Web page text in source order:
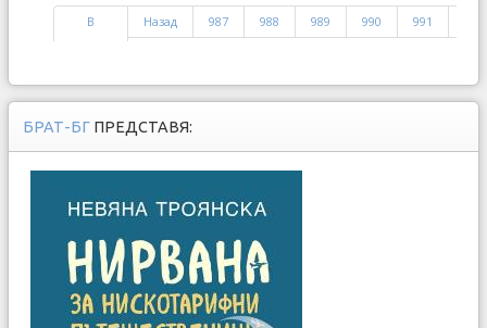
В
Назад 987 988 989 990 991
БРАТ-БГ ПРЕДСТАВЯ: